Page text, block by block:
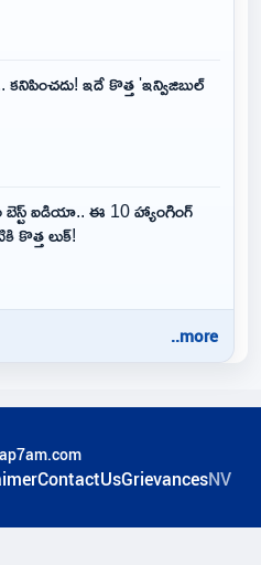
ఇదే కొత్త 'ఇన్విజిబుల్
బెస్ట్ ఐడియా.. ఈ 10 హ్యాంగింగ్
కొత్త లుక్!
..more
ContactUsGrievancesNV